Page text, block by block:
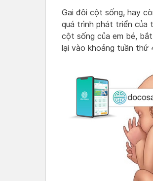
Gai đôi cột sống, hay
quá trình phát triển của
cột sống của em bé,
lại vào khoảng tuần thứ